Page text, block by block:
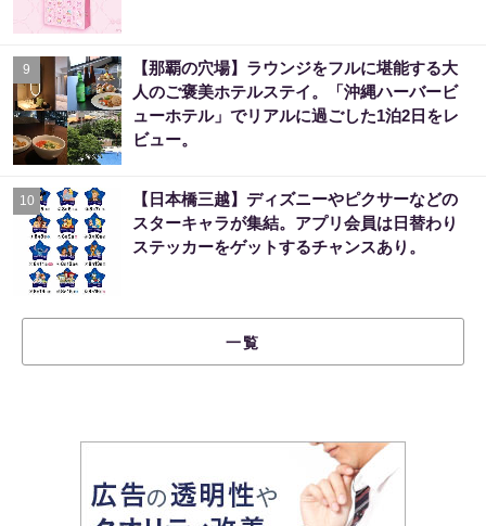
9
【那覇の穴場】ラウンジをフルに堪能する大
人のご褒美ホテルステイ。「沖縄ハーバービ
ューホテル」でリアルに過ごした1泊2日をレ
ビュー。
10
【日本橋三越】ディズニーやピクサーなどの
スターキャラが集結。アプリ会員は日替わり
ステッカーをゲットするチャンスあり。
一覧